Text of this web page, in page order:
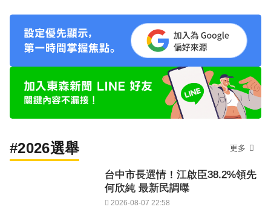
#2026選舉 更多
台中市長選情！江啟臣38.2%領先
何欣純 最新民調曝
2026-08-07 22:58